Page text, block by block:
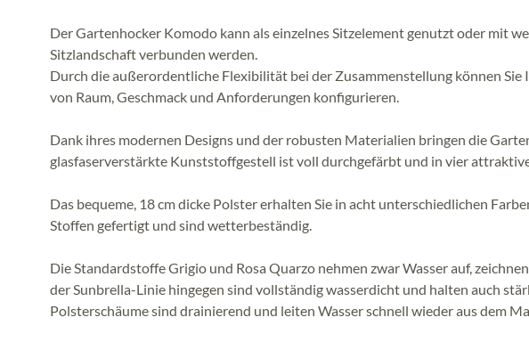
Der Gartenhocker Komodo kann als einzelnes Sitzelement genutzt oder mit
Sitzlandschaft verbunden werden.
Durch die außerordentliche Flexibilität bei der Zusammenstellung können
von Raum, Geschmack und Anforderungen konfigurieren.
Dank ihres modernen Designs und der robusten Materialien bringen die
glasfaserverstärkte Kunststoffgestell ist voll durchgefärbt und in vier
Das bequeme, 18 cm dicke Polster erhalten Sie in acht unterschiedlichen
Stoffen gefertigt und sind wetterbeständig.
Die Standardstoffe Grigio und Rosa Quarzo nehmen zwar Wasser auf,
der Sunbrella-Linie hingegen sind vollständig wasserdicht und halten auch
Polsterschäume sind drainierend und leiten Wasser schnell wieder aus dem